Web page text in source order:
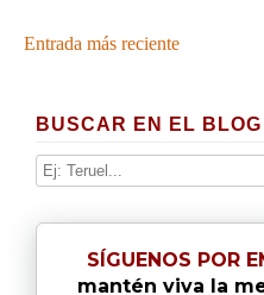
Entrada más reciente
BUSCAR EN EL BLOG
SÍGUENOS POR
mantén viva la